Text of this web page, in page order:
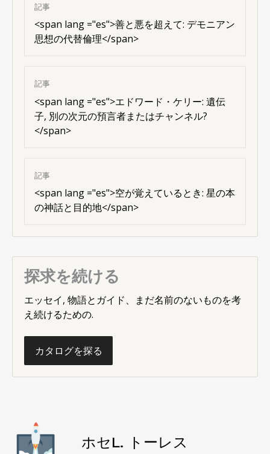
記事
<span lang ="es">善と悪を超えて: デモニアン
思想の代替倫理</span>
記事
<span lang ="es">エドワード・ケリー: 遺伝
子, 別の次元の預言者またはチャンネル?
</span>
記事
<span lang ="es">空が覚えているとき: 星の本
の神話と目的地</span>
探求を続ける
エッセイ, 物語とガイド、まだ名前のないものを考
え続けるための.
カタログを探る
ホセL. トーレス